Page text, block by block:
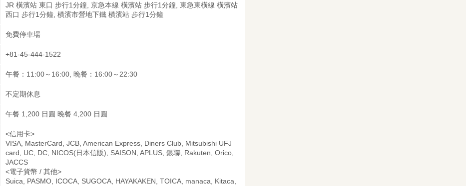
JR 橫濱站 東口 步行1分鐘, 京急本線 橫濱站 步行1分鐘, 東急東橫線 橫濱站
西口 步行1分鐘, 橫濱市營地下鐵 橫濱站 步行1分鐘
免費停車場
+81-45-444-1522
午餐：11:00～16:00, 晚餐：16:00～22:30
不定期休息
午餐 1,200 日圓 晚餐 4,200 日圓
<信用卡>
VISA, MasterCard, JCB, American Express, Diners Club, Mitsubishi UFJ
card, UC, DC, NICOS(日本信販), SAISON, APLUS, 銀聯, Rakuten, Orico,
JACCS
<電子貨幣 / 其他>
Suica, PASMO, ICOCA, SUGOCA, HAYAKAKEN, TOICA, manaca, Kitaca,